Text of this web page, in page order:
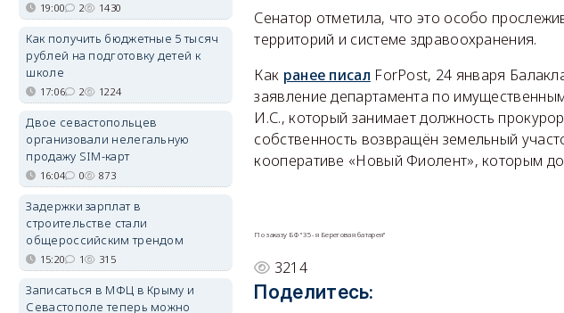
Сенатор отметила, что это особо
территорий и системе здравоохранения.
Как ранее писал ForPost, 24 января
заявление департамента по
И.С., который занимает должность
собственность возвращён земельный
кооперативе «Новый Фиолент», которым
По заказу БФ "35-я Береговая батарея"
3214
Поделитесь:
19:00 2 1430
Как получить бюджетные 5 тысяч
рублей на подготовку детей к
школе
17:06 2 1224
Двое севастопольцев
организовали нелегальную
продажу SIM-карт
16:04 0 873
Задержки зарплат в
строительстве стали
общероссийским трендом
15:20 1 315
Записаться в МФЦ в Крыму и
Севастополе теперь можно